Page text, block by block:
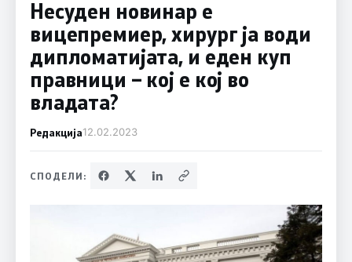
Несуден новинар е
вицепремиер, хирург ја води
дипломатијата, и еден куп
правници – кој е кој во
владата?
Редакција12.02.2023
СПОДЕЛИ: